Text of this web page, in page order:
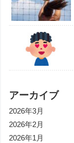
アーカイブ
2026年3月
2026年2月
2026年1月